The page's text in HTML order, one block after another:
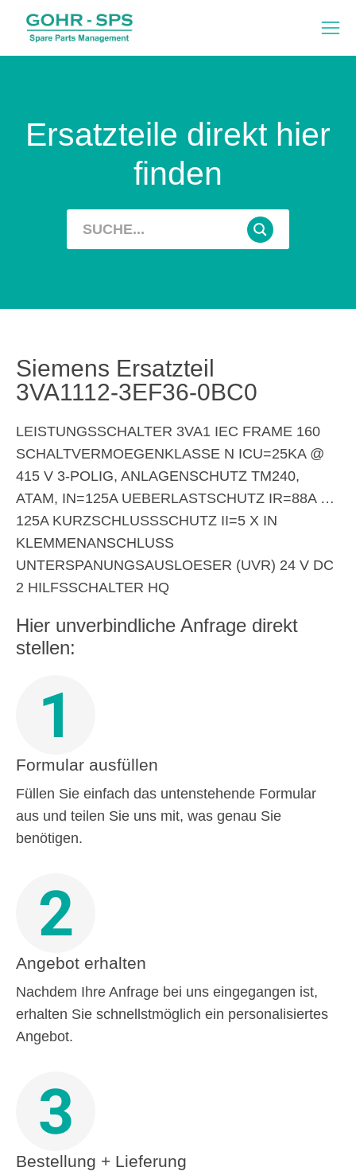
Ersatzteile direkt hier
finden
Siemens Ersatzteil
3VA1112-3EF36-0BC0
LEISTUNGSSCHALTER 3VA1 IEC FRAME 160
SCHALTVERMOEGENKLASSE N ICU=25KA @
415 V 3-POLIG, ANLAGENSCHUTZ TM240,
ATAM, IN=125A UEBERLASTSCHUTZ IR=88A …
125A KURZSCHLUSSSCHUTZ II=5 X IN
KLEMMENANSCHLUSS
UNTERSPANUNGSAUSLOESER (UVR) 24 V DC
2 HILFSSCHALTER HQ
Hier unverbindliche Anfrage direkt
stellen:
1
Formular ausfüllen
Füllen Sie einfach das untenstehende Formular
aus und teilen Sie uns mit, was genau Sie
benötigen.
2
Angebot erhalten
Nachdem Ihre Anfrage bei uns eingegangen ist,
erhalten Sie schnellstmöglich ein personalisiertes
Angebot.
3
Bestellung + Lieferung